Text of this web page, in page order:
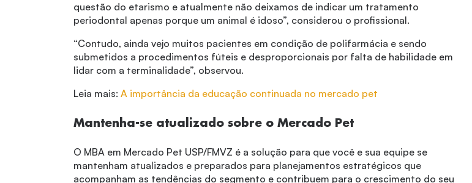
questão do etarismo e atualmente não deixamos de indicar um tratamento
periodontal apenas porque um animal é idoso”, considerou o profissional.
“Contudo, ainda vejo muitos pacientes em condição de polifarmácia e sendo
submetidos a procedimentos fúteis e desproporcionais por falta de habilidade em
lidar com a terminalidade”, observou.
Leia mais: A importância da educação continuada no mercado pet
Mantenha-se atualizado sobre o Mercado Pet
O MBA em Mercado Pet USP/FMVZ é a solução para que você e sua equipe se
mantenham atualizados e preparados para planejamentos estratégicos que
acompanham as tendências do segmento e contribuem para o crescimento do seu